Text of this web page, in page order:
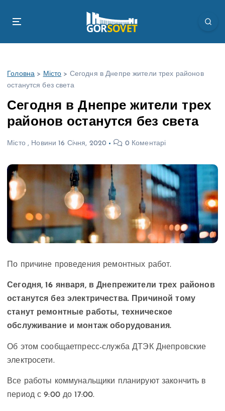
Головна > Місто > Сегодня в Днепре жители трех районов
останутся без света
Сегодня в Днепре жители трех
районов останутся без света
Місто, Новини 16 Січня, 2020 0 Коментарі
По причине проведения ремонтных работ.
Сегодня, 16 января, в Днепрежители трех районов
останутся без электричества. Причиной тому
станут ремонтные работы, техническое
обслуживание и монтаж оборудования.
Об этом сообщаетпресс-служба ДТЭК Днепровские
электросети.
Все работы коммунальщики планируют закончить в
период с 9:00 до 17:00.